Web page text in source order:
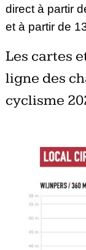
direct à partir
et à partir de
Les cartes
ligne des
cyclisme